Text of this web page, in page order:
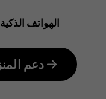
الهواتف الذكية
دعم